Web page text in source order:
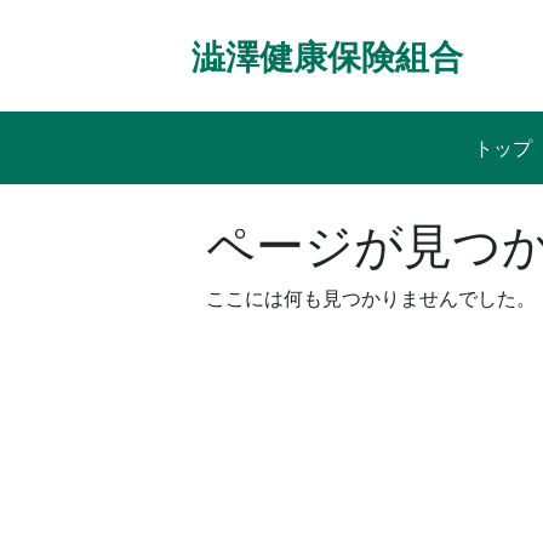
澁澤健康保険組合
トップ
ページが見つ
ここには何も見つかりませんでした。